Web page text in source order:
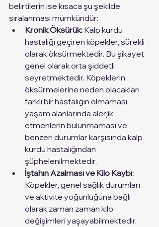
belirtilerin ise kısaca şu şekilde
sıralanması mümkündür:
Kronik Öksürük: Kalp kurdu
hastalığı geçiren köpekler, sürekli
olarak öksürmektedir. Bu şikayet
genel olarak orta şiddetli
seyretmektedir. Köpeklerin
öksürmelerine neden olacakları
farklı bir hastalığın olmaması,
yaşam alanlarında alerjik
etmenlerin bulunmaması ve
benzeri durumlar karşısında kalp
kurdu hastalığından
şüphelenilmektedir.
İştahın Azalması ve Kilo Kaybı:
Köpekler, genel sağlık durumları
ve aktivite yoğunluğuna bağlı
olarak zaman zaman kilo
değişimleri yaşayabilmektedir.